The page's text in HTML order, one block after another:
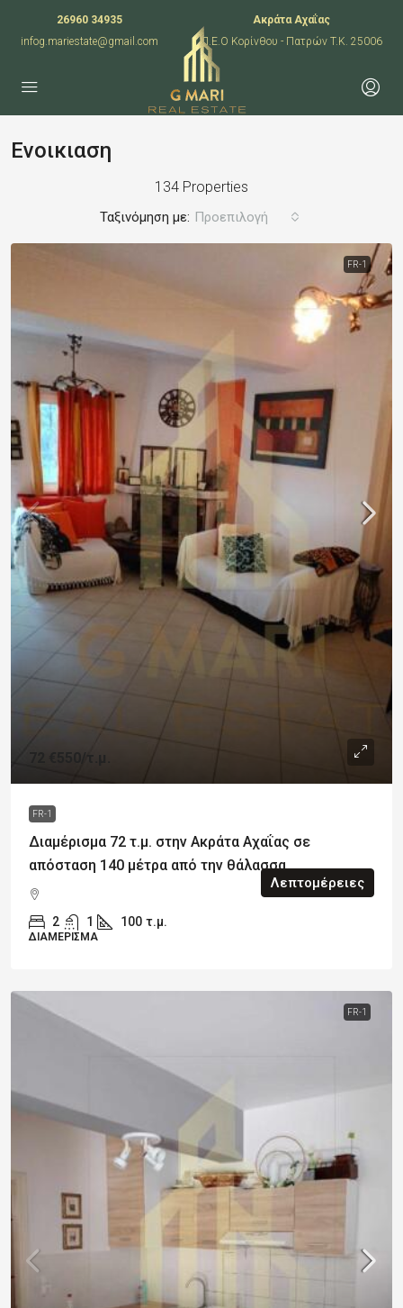
26960 34935
infog.mariestate@gmail.com
Ακράτα Αχαΐας
Π.Ε.Ο Κορίνθου - Πατρών T.K. 25006
Ενοικιαση
134 Properties
Ταξινόμηση με: Προεπιλογή
FR-1
/τ.μ.
FR-1
Διαμέρισμα 72 τ.μ. στην Ακράτα Αχαΐας σε
απόσταση 140 μέτρα από την θάλασσα
2 1 100 τ.μ.
ΔΙΑΜΈΡΙΣΜΑ
Λεπτομέρειες
FR-1